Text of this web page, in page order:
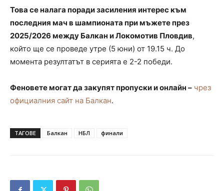
Това се налага поради засиления интерес към
последния мач в шампионата при мъжете през
2025/2026 между Балкан и Локомотив Пловдив,
който ще се проведе утре (5 юни) от 19.15 ч. До
момента резултатът в серията е 2-2 победи.
Феновете могат да закупят пропуски и онлайн – чрез
официалния сайт на Балкан.
ТАГОВЕ Балкан НБЛ финали